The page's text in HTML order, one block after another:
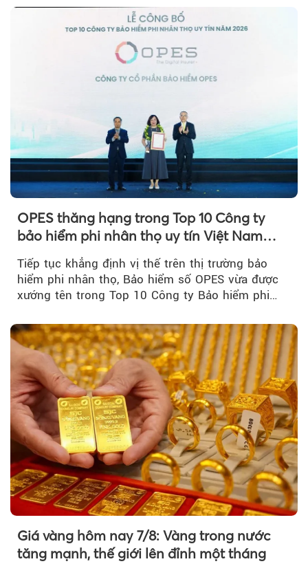
OPES thăng hạng trong Top 10 Công ty
bảo hiểm phi nhân thọ uy tín Việt Nam
2026
Tiếp tục khẳng định vị thế trên thị trường bảo
hiểm phi nhân thọ, Bảo hiểm số OPES vừa được
xướng tên trong Top 10 Công ty Bảo hiểm phi
Giá vàng hôm nay 7/8: Vàng trong nước
tăng mạnh, thế giới lên đỉnh một tháng